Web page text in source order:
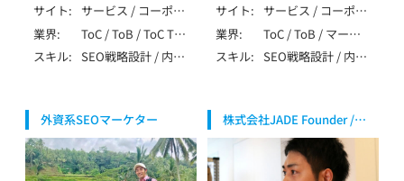
清重 愛一郎 / Kiyoshige
Aiichiro
サイト
サービス / コーポレ
ート / ローカル / メ
ディア / アフィリエ
イト / EC / ポータ
示板 / SPA/SSR/SSG
/ その他（特殊な仕
様）
業界
ToC / ToB / ToC ToB
/ マーケティング・
IT・テクノロジー /
等） / 生活全般（不用
品・アパレル・家事） /
健康食品・ウォータ
ーサーバー / 飲食・
スキル
SEO戦略設計 / 内部
DB・大規模SEO / ペ
ナルティ解除 /
YMYL対応 / 特殊サ
イト対応 / データ分
玉村 嘉隆 / Tamamura
Yoshitaka
サイト
サービス / コーポレ
ート / ローカル / メ
ディア / アフィリエ
イト / EC / ポータ
他（特殊な仕様）
業界
ToC / ToB / マーケ
ティング・IT・テクノ
ロジー / 製造・イン
活全般（不用品・アパ
レル・家事） / エンデ
ィング（葬儀・墓・永
代供養） / 飲食・フー
スキル
SEO戦略設計 / 内部
ーカルSEO / DB・大
規模SEO / ペナルテ
ィ解除 / YMYL対応 /
特殊サイト対応 / デ
外資系SEOマーケター
株式会社JADE Founder /
CSO